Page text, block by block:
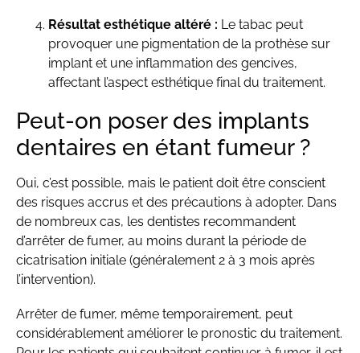
Résultat esthétique altéré : Le tabac peut
provoquer une pigmentation de la prothèse sur
implant et une inflammation des gencives,
affectant l’aspect esthétique final du traitement.
Peut-on poser des implants
dentaires en étant fumeur ?
Oui, c’est possible, mais le patient doit être conscient
des risques accrus et des précautions à adopter. Dans
de nombreux cas, les dentistes recommandent
d’arrêter de fumer, au moins durant la période de
cicatrisation initiale (généralement 2 à 3 mois après
l’intervention).
Arrêter de fumer, même temporairement, peut
considérablement améliorer le pronostic du traitement.